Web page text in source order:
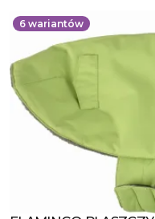
6 wariantów